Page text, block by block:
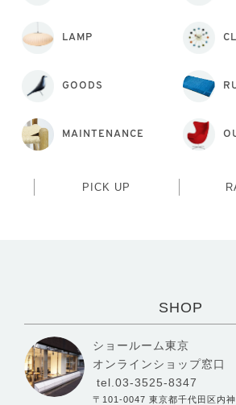
LAMP
GOODS
MAINTENANCE
PICK UP
SHOP
ショールーム東京
オンラインショップ窓口
tel.03-3525-8347
〒101-0047 東京都千代田区内